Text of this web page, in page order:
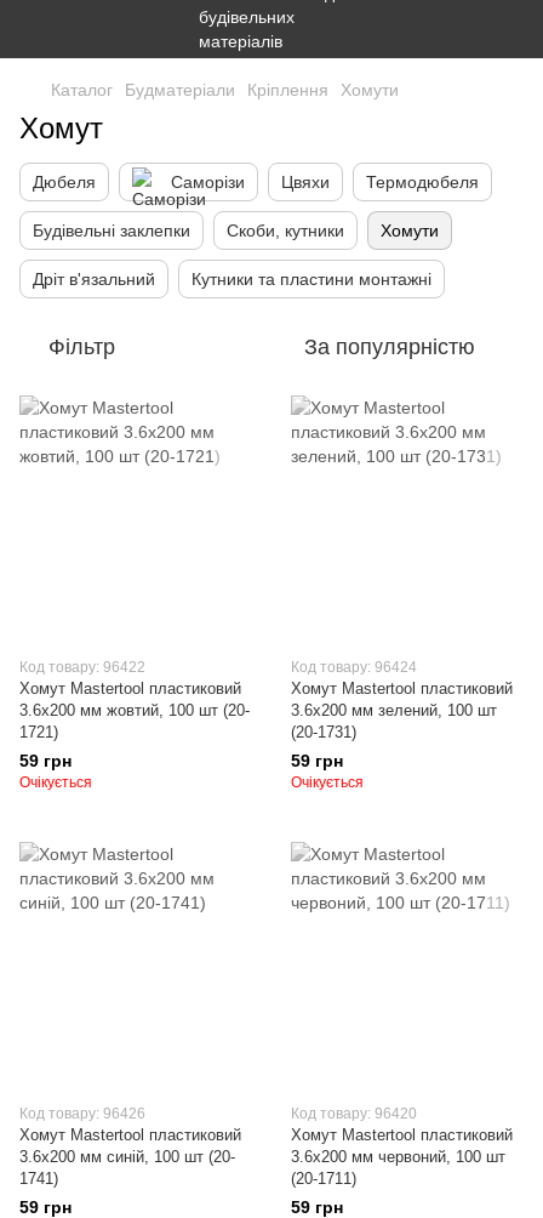
Каталог Будматеріали Кріплення Хомути
Хомут
Дюбеля Саморізи Цвяхи Термодюбеля
Будівельні заклепки Скоби, кутники Хомути
Дріт в'язальний Кутники та пластини монтажні
Фільтр За популярністю
Код товару: 96422
Хомут Mastertool пластиковий
3.6х200 мм жовтий, 100 шт (20-
1721)
59 грн
Очікується
Код товару: 96424
Хомут Mastertool пластиковий
3.6х200 мм зелений, 100 шт
(20-1731)
59 грн
Очікується
Код товару: 96426
Хомут Mastertool пластиковий
3.6х200 мм синій, 100 шт (20-
1741)
59 грн
Код товару: 96420
Хомут Mastertool пластиковий
3.6х200 мм червоний, 100 шт
(20-1711)
59 грн